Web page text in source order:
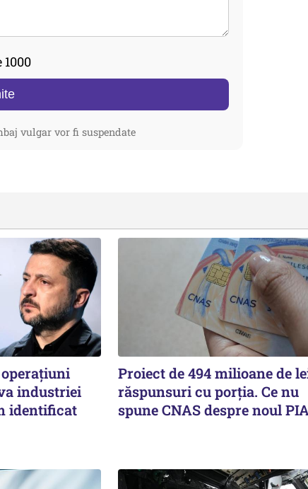
vulgar vor fi suspendate
industriei
identificat
Proiect de 494 milioane de
răspunsuri cu porția. Ce nu
spune CNAS despre noul